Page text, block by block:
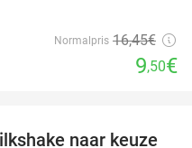
Normalpris 16,45€
9,50€
naar keuze